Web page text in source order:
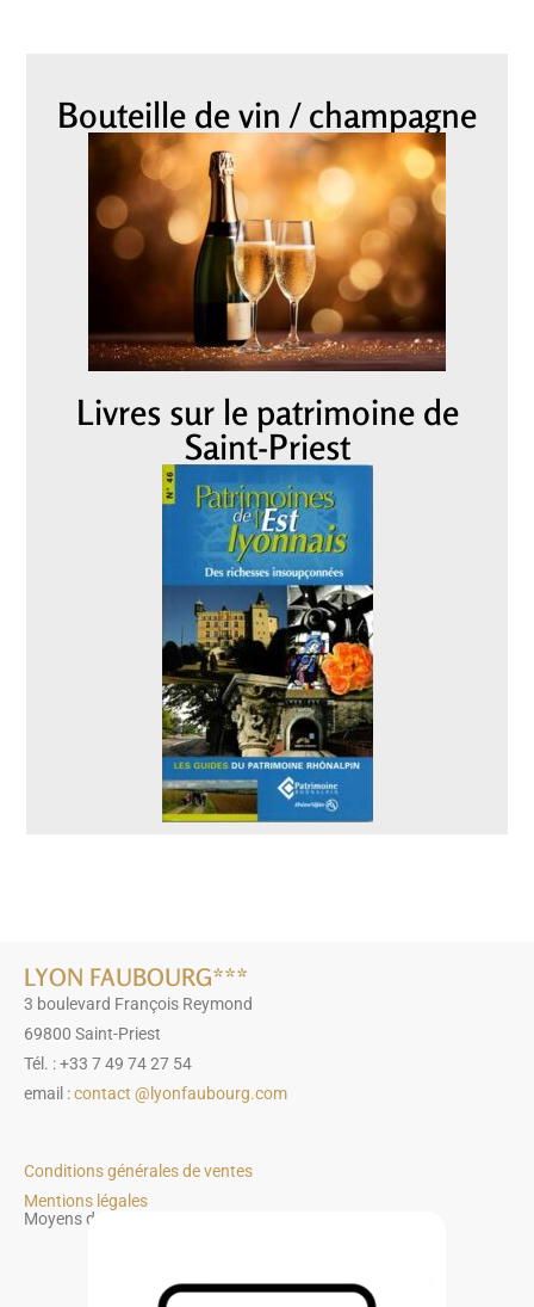
Bouteille de vin / champagne
Livres sur le patrimoine de
Saint-Priest
LYON FAUBOURG***
3 boulevard François Reymond
69800 Saint-Priest
Tél. : +33 7 49 74 27 54
email :contact @lyonfaubourg.com
Conditions générales de ventes
Mentions légales
Moyens de paiements :